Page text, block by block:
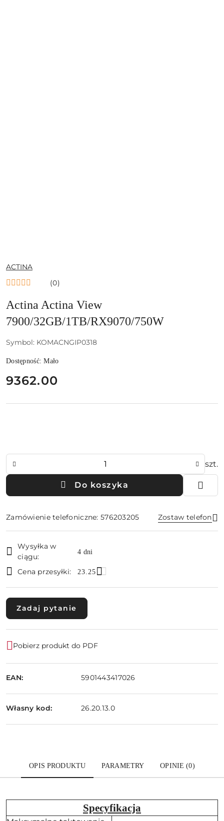
NAZWA
PRODUCENTA:
ACTINA
(0)
Actina Actina View
7900/32GB/1TB/RX9070/750W
Symbol: KOMACNGIP0318
Dostępność:Mało
cena:
9362.00
szt.
Do koszyka
Zamówienie telefoniczne: 576203205 Zostaw telefon
i
dostawa
Wysyłka w
ciągu:
4 dni
Cena przesyłki: 23.25
Zadaj pytanie
Pobierz produkt do PDF
EAN: 5901443417026
Własny kod: 26.20.13.0
OPIS PRODUKTU PARAMETRY OPINIE (0)
Specyfikacja